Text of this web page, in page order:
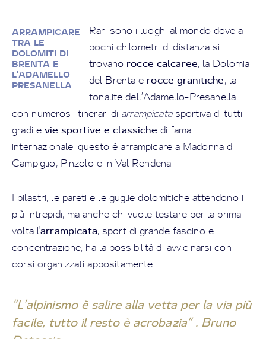
ARRAMPICARE
TRA LE
DOLOMITI DI
BRENTA E
L'ADAMELLO
PRESANELLA
Rari sono i luoghi al mondo dove a
pochi chilometri di distanza si
trovano rocce calcaree, la Dolomia
del Brenta e rocce granitiche, la
tonalite dell’Adamello-Presanella
con numerosi itinerari di arrampicatasportiva di tutti i
gradi e vie sportive e classiche di fama
internazionale: questo è arrampicare a Madonna di
Campiglio, Pinzolo e in Val Rendena.
I pilastri, le pareti e le guglie dolomitiche attendono i
più intrepidi, ma anche chi vuole testare per la prima
volta l'arrampicata, sport di grande fascino e
concentrazione, ha la possibilità di avvicinarsi con
corsi organizzati appositamente.
“L’alpinismo è salire alla vetta per la via più
facile, tutto il resto è acrobazia” . Bruno